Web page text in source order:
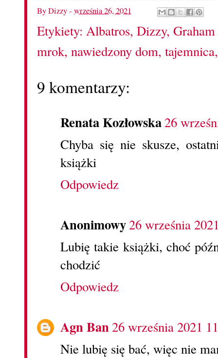
ByDizzy- września 26, 2021
Etykiety: Albatros, Dizzy,
mrok, nawiedzony dom, tajemnica
9 komentarzy:
Renata Kozłowska26
Chyba się nie skusze,
książki
Odpowiedz
Anonimowy26 września
Lubię takie książki, choć
chodzić
Odpowiedz
Agn Ban26 września 2021
Nie lubię się bać, więc nie